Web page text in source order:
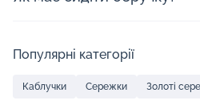
Популярні категорії
Каблучки Сережки Золоті